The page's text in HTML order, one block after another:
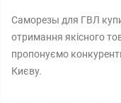
Саморезы для ГВЛ
отримання якісного
пропонуємо
Києву.